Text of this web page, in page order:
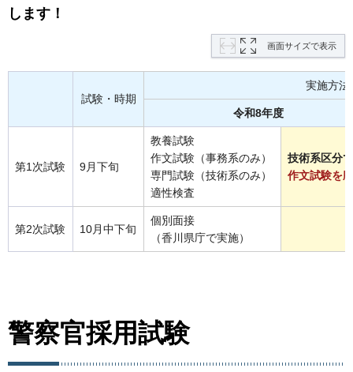
します！
画面サイズで表示
試験・時期
実施方法
令和8年度
第1次試験 9月下旬
教養試験
作文試験（事務系のみ）
専門試験（技術系のみ）
適性検査
技術系区分で
作文試験を
第2次試験 10月中下旬
個別面接
（香川県庁で実施）
警察官採用試験